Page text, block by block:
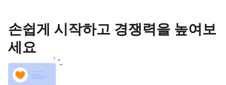
손쉽게 시작하고 경쟁력을 높여보
세요